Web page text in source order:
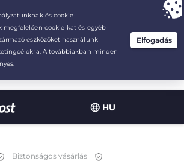
HU
Dealfor 2.1666666666667-years at $
/month
Biztonságos vásárlás